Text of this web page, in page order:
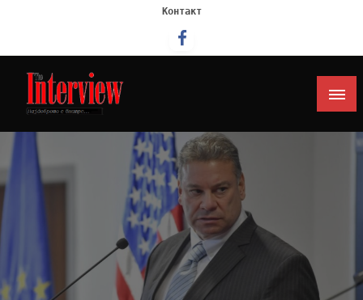
Контакт
Интервју